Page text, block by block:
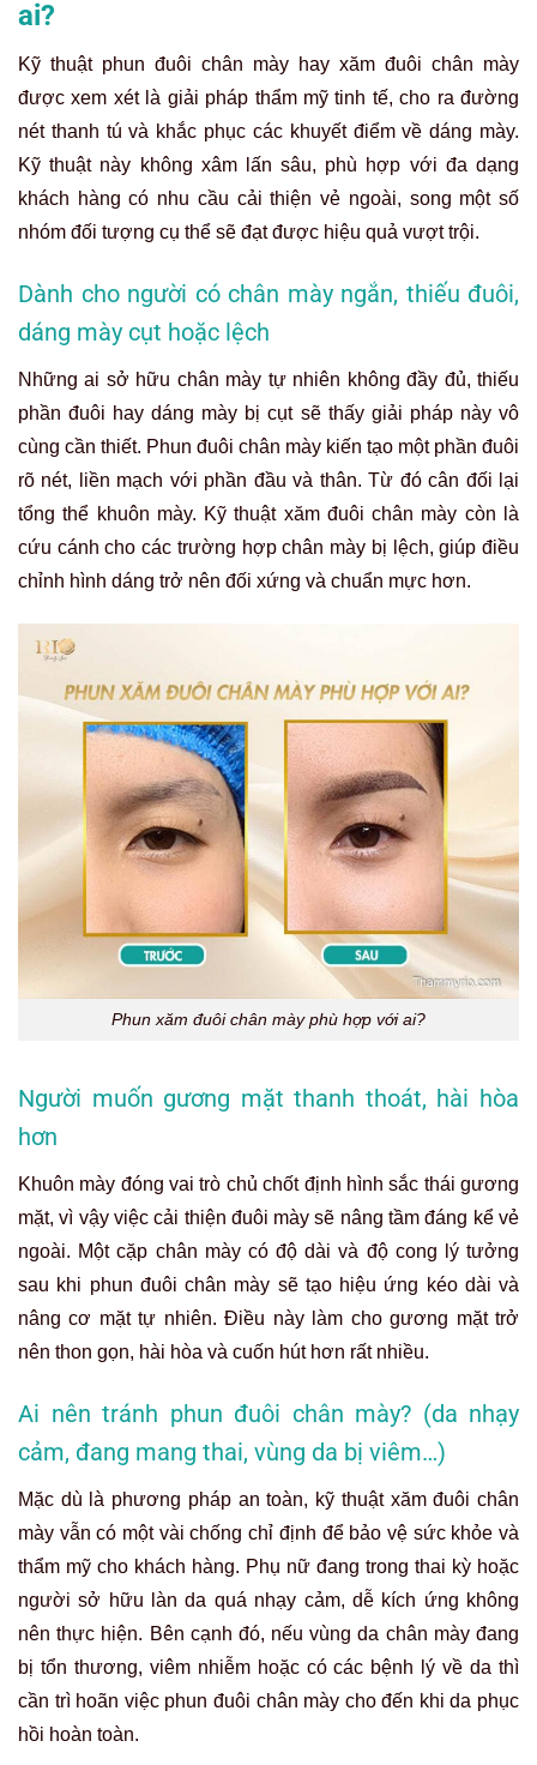
ai?
Kỹ thuật phun đuôi chân mày hay xăm đuôi chân mày
được xem xét là giải pháp thẩm mỹ tinh tế, cho ra đường
nét thanh tú và khắc phục các khuyết điểm về dáng mày.
Kỹ thuật này không xâm lấn sâu, phù hợp với đa dạng
khách hàng có nhu cầu cải thiện vẻ ngoài, song một số
nhóm đối tượng cụ thể sẽ đạt được hiệu quả vượt trội.
Dành cho người có chân mày ngắn, thiếu đuôi,
dáng mày cụt hoặc lệch
Những ai sở hữu chân mày tự nhiên không đầy đủ, thiếu
phần đuôi hay dáng mày bị cụt sẽ thấy giải pháp này vô
cùng cần thiết. Phun đuôi chân mày kiến tạo một phần đuôi
rõ nét, liền mạch với phần đầu và thân. Từ đó cân đối lại
tổng thể khuôn mày. Kỹ thuật xăm đuôi chân mày còn là
cứu cánh cho các trường hợp chân mày bị lệch, giúp điều
chỉnh hình dáng trở nên đối xứng và chuẩn mực hơn.
Phun xăm đuôi chân mày phù hợp với ai?
Người muốn gương mặt thanh thoát, hài hòa
hơn
Khuôn mày đóng vai trò chủ chốt định hình sắc thái gương
mặt, vì vậy việc cải thiện đuôi mày sẽ nâng tầm đáng kể vẻ
ngoài. Một cặp chân mày có độ dài và độ cong lý tưởng
sau khi phun đuôi chân mày sẽ tạo hiệu ứng kéo dài và
nâng cơ mặt tự nhiên. Điều này làm cho gương mặt trở
nên thon gọn, hài hòa và cuốn hút hơn rất nhiều.
Ai nên tránh phun đuôi chân mày? (da nhạy
cảm, đang mang thai, vùng da bị viêm…)
Mặc dù là phương pháp an toàn, kỹ thuật xăm đuôi chân
mày vẫn có một vài chống chỉ định để bảo vệ sức khỏe và
thẩm mỹ cho khách hàng. Phụ nữ đang trong thai kỳ hoặc
người sở hữu làn da quá nhạy cảm, dễ kích ứng không
nên thực hiện. Bên cạnh đó, nếu vùng da chân mày đang
bị tổn thương, viêm nhiễm hoặc có các bệnh lý về da thì
cần trì hoãn việc phun đuôi chân mày cho đến khi da phục
hồi hoàn toàn.